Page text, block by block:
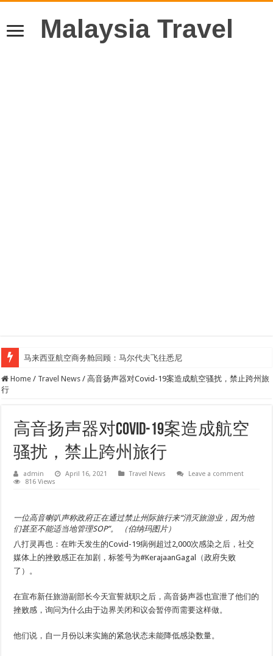
Malaysia Travel
马来西亚航空商务舱回顾：马尔代夫飞往悉尼
Home / Travel News / 高音扬声器对Covid-19案造成航空骚扰，禁止跨州旅
行
高音扬声器对Covid-19案造成航空
骚扰，禁止跨州旅行
admin April 16, 2021 Travel News
Leave a comment
816 Views
一位高音喇叭声称政府正在通过禁止州际旅行来“消灭旅游业，因为他
们甚至不能适当地管理SOP”。 （伯纳玛图片）
八打灵再也：在昨天发生的Covid-19病例超过2,000次感染之后，社交
媒体上的挫败感正在加剧，标签号为#KerajaanGagal（政府失败
了）。
在宣布新任旅游副部长今天宣誓就职之后，高音扬声器也宣泄了他们的
挫败感，询问为什么由于边界关闭和议会暂停而需要这样做。
他们说，自一月份以来实施的紧急状态未能降低感染数量。